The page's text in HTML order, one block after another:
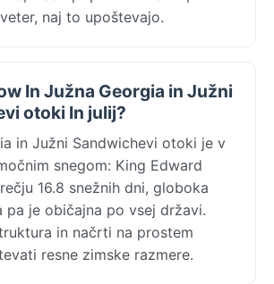
naj to upoštevajo.
In Južna Georgia in Južni
otoki In julij?
in Južni Sandwichevi otoki je v
snegom: King Edward
16.8 snežnih dni, globoka
pa je običajna po vsej državi.
in načrti na prostem
resne zimske razmere.